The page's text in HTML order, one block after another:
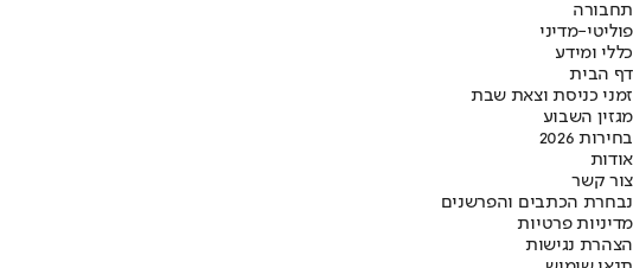
תחבורה
פוליטי-מדיני
כללי ומידע
דף הבית
זמני כניסת וצאת שבת
מגזין השבוע
בחירות 2026
אודות
צור קשר
נבחרת הכתבים והפרשנים
מדיניות פרטיות
הצהרת נגישות